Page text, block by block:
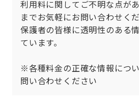
利用料に関してご不明な点が
までお気軽にお問い合わせく
保護者の皆様に透明性のある
ています。
※各種料金の正確な情報につ
問い合わせください